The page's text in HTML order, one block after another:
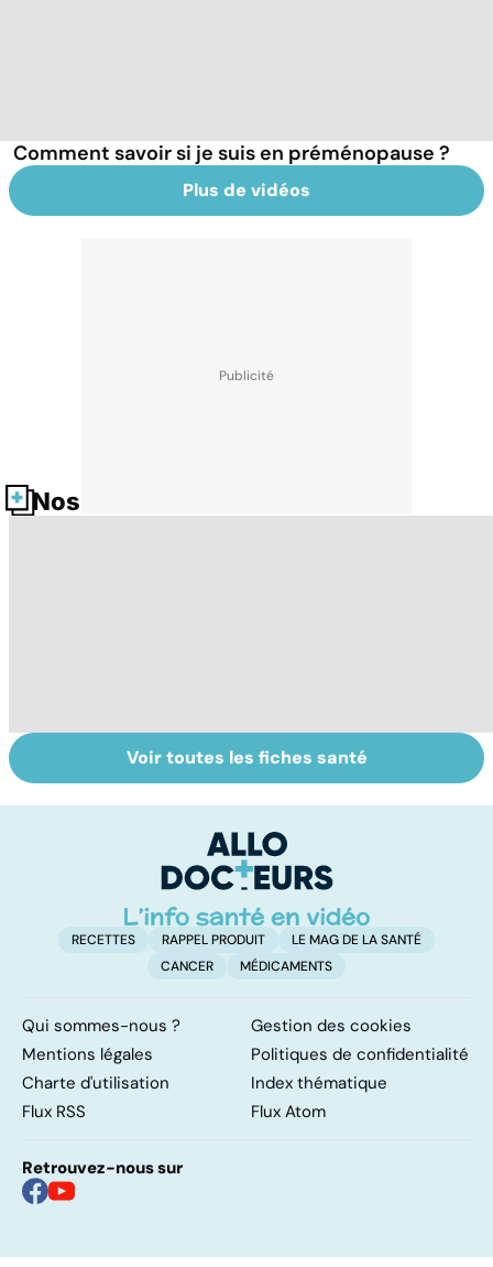
Comment savoir si je suis en préménopause ?
Plus de vidéos
Nos fiches santé
Comment
maîtriser le
Accident
vasculaire
également
touché
Voir toutes les fiches santé
RECETTES RAPPEL PRODUIT
LE MAG DE LA SANTÉ
CANCER
MÉDICAMENTS
Qui sommes-nous ?
Gestion des cookies
Mentions légales
Politiques de confidentialité
Charte d'utilisation
Index thématique
Flux RSS
Flux Atom
Retrouvez-nous sur